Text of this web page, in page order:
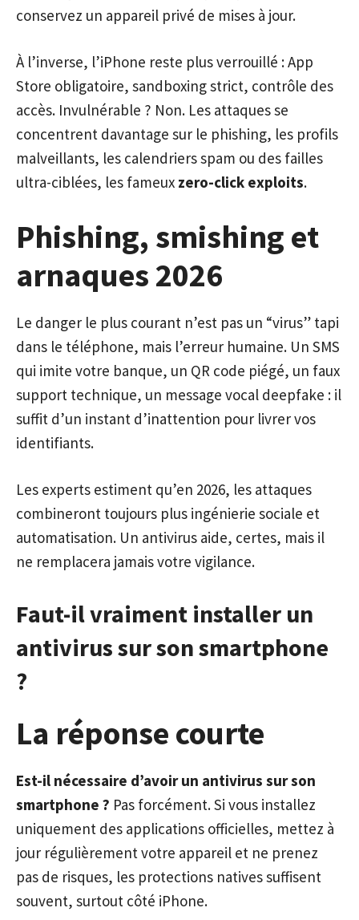
conservez un appareil privé de mises à jour.
À l’inverse, l’iPhone reste plus verrouillé : App
Store obligatoire, sandboxing strict, contrôle des
accès. Invulnérable ? Non. Les attaques se
concentrent davantage sur le phishing, les profils
malveillants, les calendriers spam ou des failles
ultra-ciblées, les fameux zero-click exploits.
Phishing, smishing et
arnaques 2026
Le danger le plus courant n’est pas un “virus” tapi
dans le téléphone, mais l’erreur humaine. Un SMS
qui imite votre banque, un QR code piégé, un faux
support technique, un message vocal deepfake : il
suffit d’un instant d’inattention pour livrer vos
identifiants.
Les experts estiment qu’en 2026, les attaques
combineront toujours plus ingénierie sociale et
automatisation. Un antivirus aide, certes, mais il
ne remplacera jamais votre vigilance.
Faut-il vraiment installer un
antivirus sur son smartphone
?
La réponse courte
Est-il nécessaire d’avoir un antivirus sur son
smartphone ? Pas forcément. Si vous installez
uniquement des applications officielles, mettez à
jour régulièrement votre appareil et ne prenez
pas de risques, les protections natives suffisent
souvent, surtout côté iPhone.